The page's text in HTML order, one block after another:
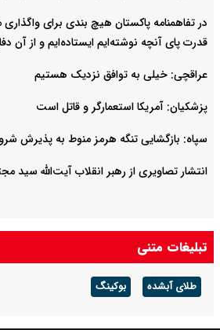
در تفاهمنامه پاکستان هیچ بندی برای واگذاری
قدرت پای آنچه نوشته‌ایم ایستاده‌ایم و از آن
عراقچی: خیلی به توافق نزدیک هستیم
پزشکیان: آمریکا استعمارگر و قاتل است
سپاه: بازگشایی تنگه هرمز منوط به پذیرش
انتشار تصاویری از رهبر انقلاب آیت‌الله سید
تبلیغات متنی
طلای آبشده بوکینگ